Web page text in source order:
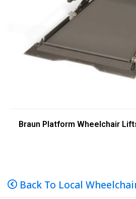
Braun Platform Wheelchair
Back To Local